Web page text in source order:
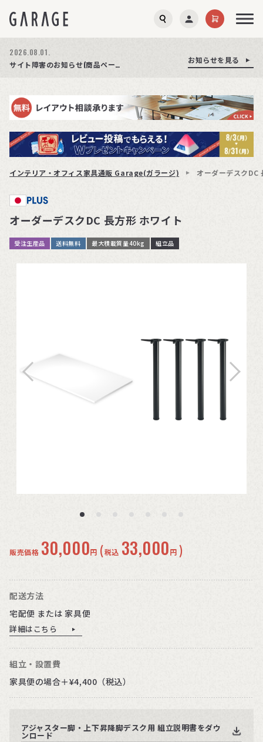
お知らせを見る
商品ページ障害復旧のお知らせ お知らせを見る
2026.08.01.
サイト障害のお知らせ(商品ページが正常に表示されない事象発生)
お知らせを見る
インテリア・オフィス家具通販 Garage(ガラージ) オーダーデスクDC
オーダーデスクDC 長方形 ホワイト
受注生産品 送料無料 最大積載質量40kg 組立品
販売価格 30,000円 (税込 33,000円 )
配送方法
宅配便 または 家具便
詳細はこちら
組立・設置費
家具便の場合＋¥4,400（税込）
アジャスター脚・上下昇降脚デスク用 組立説明書をダウ
ンロード